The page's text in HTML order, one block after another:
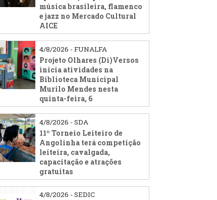
música brasileira, flamenco
e jazz no Mercado Cultural
AICE
4/8/2026 - FUNALFA
Projeto Olhares (Di)Versos
inicia atividades na
Biblioteca Municipal
Murilo Mendes nesta
quinta-feira, 6
4/8/2026 - SDA
11º Torneio Leiteiro de
Angolinha terá competição
leiteira, cavalgada,
capacitação e atrações
gratuitas
4/8/2026 - SEDIC